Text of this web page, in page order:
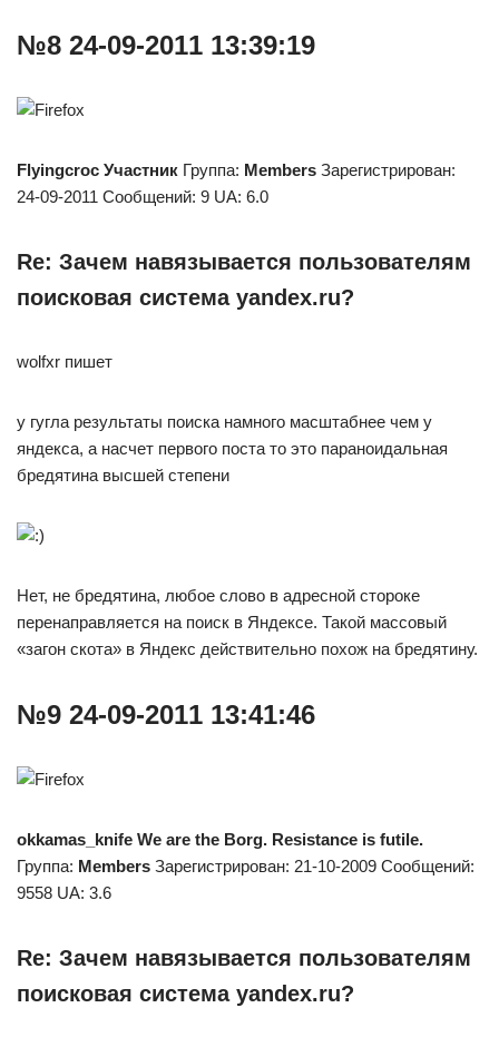
№8 24-09-2011 13:39:19
Flyingcroc Участник Группа: Members Зарегистрирован:
24-09-2011 Сообщений: 9 UA: 6.0
Re: Зачем навязывается пользователям
поисковая система yandex.ru?
wolfxr пишет
у гугла результаты поиска намного масштабнее чем у
яндекса, а насчет первого поста то это параноидальная
бредятина высшей степени
Нет, не бредятина, любое слово в адресной стороке
перенаправляется на поиск в Яндексе. Такой массовый
«загон скота» в Яндекс действительно похож на бредятину.
№9 24-09-2011 13:41:46
okkamas_knife We are the Borg. Resistance is futile.
Группа: Members Зарегистрирован: 21-10-2009 Сообщений:
9558 UA: 3.6
Re: Зачем навязывается пользователям
поисковая система yandex.ru?